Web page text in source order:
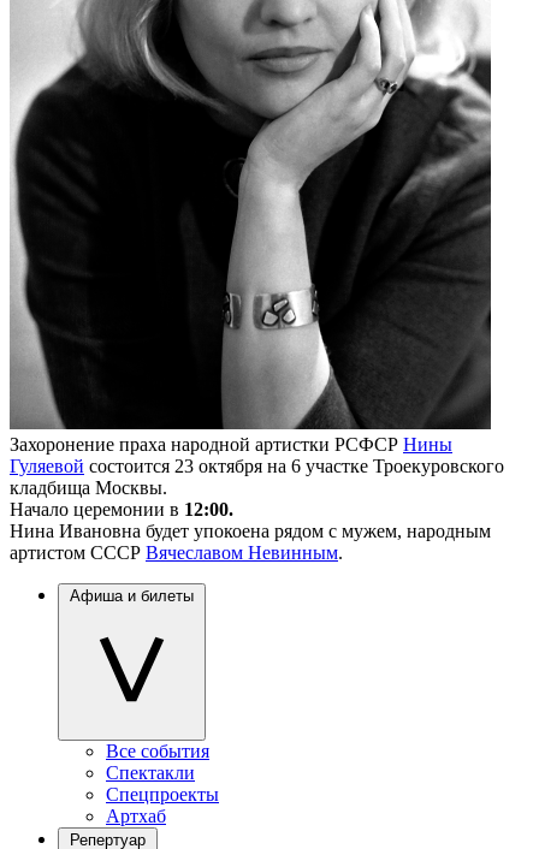
Захоронение праха народной артистки РСФСР Нины
Гуляевой состоится 23 октября на 6 участке Троекуровского
кладбища Москвы.
Начало церемонии в 12:00.
Нина Ивановна будет упокоена рядом с мужем, народным
артистом СССР Вячеславом Невинным.
Афиша и билеты
Все события
Спектакли
Спецпроекты
Артхаб
Репертуар